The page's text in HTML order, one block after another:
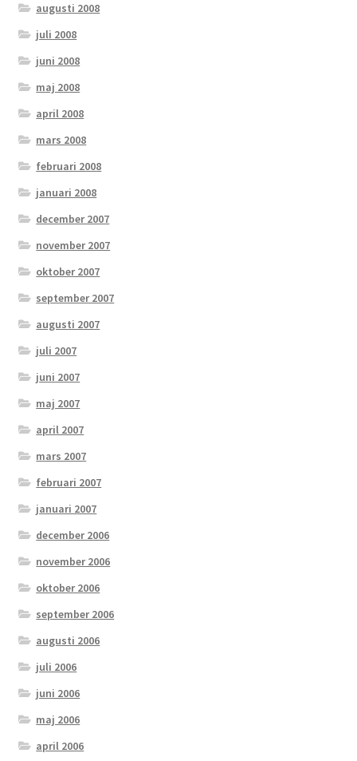
augusti 2008
juli 2008
juni 2008
maj 2008
april 2008
mars 2008
februari 2008
januari 2008
december 2007
november 2007
oktober 2007
september 2007
augusti 2007
juli 2007
juni 2007
maj 2007
april 2007
mars 2007
februari 2007
januari 2007
december 2006
november 2006
oktober 2006
september 2006
augusti 2006
juli 2006
juni 2006
maj 2006
april 2006